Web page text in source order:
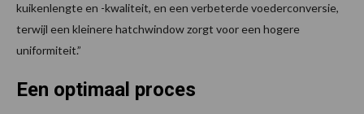
kuikenlengte en -kwaliteit, en een verbeterde voederconversie,
terwijl een kleinere hatchwindow zorgt voor een hogere
uniformiteit.”
Een optimaal proces